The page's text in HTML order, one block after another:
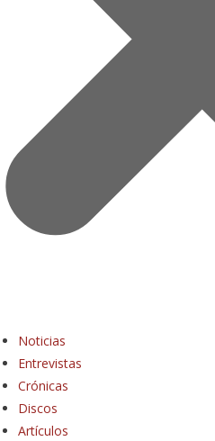
Noticias
Entrevistas
Crónicas
Discos
Artículos